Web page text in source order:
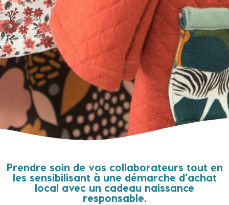
Prendre soin de vos collaborateurs tout en
les sensibilisant à une démarche d'achat
local avec un cadeau naissance
responsable.